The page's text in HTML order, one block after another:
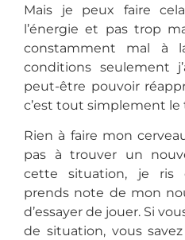
Mais je peux faire
l’énergie et pas trop
constamment mal à
conditions seulement
peut-être pouvoir
c’est tout simplement le
Rien à faire mon
pas à trouver un
cette situation, je ris
prends note de mon
d’essayer de jouer. Si
de situation, vous